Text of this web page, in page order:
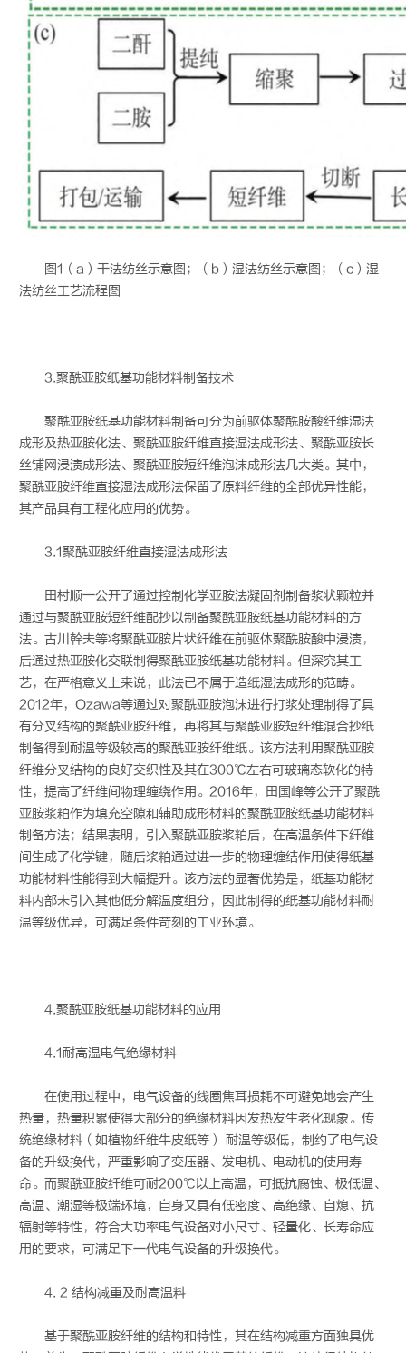
图1（a）干法纺丝示意图；（b）湿法纺丝示意图；（c）湿
法纺丝工艺流程图
3.聚酰亚胺纸基功能材料制备技术
聚酰亚胺纸基功能材料制备可分为前驱体聚酰胺酸纤维湿法
成形及热亚胺化法、聚酰亚胺纤维直接湿法成形法、聚酰亚胺长
丝铺网浸渍成形法、聚酰亚胺短纤维泡沫成形法几大类。其中，
聚酰亚胺纤维直接湿法成形法保留了原料纤维的全部优异性能，
其产品具有工程化应用的优势。
3.1聚酰亚胺纤维直接湿法成形法
田村顺一公开了通过控制化学亚胺法凝固剂制备浆状颗粒并
通过与聚酰亚胺短纤维配抄以制备聚酰亚胺纸基功能材料的方
法。古川幹夫等将聚酰亚胺片状纤维在前驱体聚酰胺酸中浸渍，
后通过热亚胺化交联制得聚酰亚胺纸基功能材料。但深究其工
艺，在严格意义上来说，此法已不属于造纸湿法成形的范畴。
2012年，Ozawa等通过对聚酰亚胺泡沫进行打浆处理制得了具
有分叉结构的聚酰亚胺纤维，再将其与聚酰亚胺短纤维混合抄纸
制备得到耐温等级较高的聚酰亚胺纤维纸。该方法利用聚酰亚胺
纤维分叉结构的良好交织性及其在300℃左右可玻璃态软化的特
性，提高了纤维间物理缠绕作用。2016年，田国峰等公开了聚酰
亚胺浆粕作为填充空隙和辅助成形材料的聚酰亚胺纸基功能材料
制备方法；结果表明，引入聚酰亚胺浆粕后，在高温条件下纤维
间生成了化学键，随后浆粕通过进一步的物理缠结作用使得纸基
功能材料性能得到大幅提升。该方法的显著优势是，纸基功能材
料内部未引入其他低分解温度组分，因此制得的纸基功能材料耐
温等级优异，可满足条件苛刻的工业环境。
4.聚酰亚胺纸基功能材料的应用
4.1耐高温电气绝缘材料
在使用过程中，电气设备的线圈焦耳损耗不可避免地会产生
热量，热量积累使得大部分的绝缘材料因发热发生老化现象。传
统绝缘材料（如植物纤维牛皮纸等） 耐温等级低，制约了电气设
备的升级换代，严重影响了变压器、发电机、电动机的使用寿
命。而聚酰亚胺纤维可耐200℃以上高温，可抵抗腐蚀、极低温、
高温、潮湿等极端环境，自身又具有低密度、高绝缘、自熄、抗
辐射等特性，符合大功率电气设备对小尺寸、轻量化、长寿命应
用的要求，可满足下一代电气设备的升级换代。
4. 2 结构减重及耐高温料
基于聚酰亚胺纤维的结构和特性，其在结构减重方面独具优